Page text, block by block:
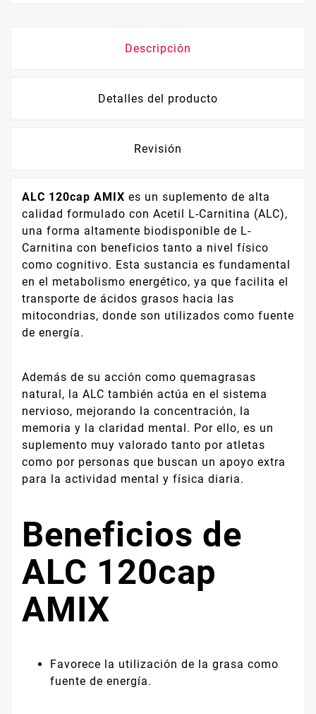
Descripción
Detalles del producto
Revisión
ALC 120cap AMIX es un suplemento de alta
calidad formulado con Acetil L-Carnitina (ALC),
una forma altamente biodisponible de L-
Carnitina con beneficios tanto a nivel físico
como cognitivo. Esta sustancia es fundamental
en el metabolismo energético, ya que facilita el
transporte de ácidos grasos hacia las
mitocondrias, donde son utilizados como fuente
de energía.
Además de su acción como quemagrasas
natural, la ALC también actúa en el sistema
nervioso, mejorando la concentración, la
memoria y la claridad mental. Por ello, es un
suplemento muy valorado tanto por atletas
como por personas que buscan un apoyo extra
para la actividad mental y física diaria.
Beneficios de
ALC 120cap
AMIX
Favorece la utilización de la grasa como
fuente de energía.